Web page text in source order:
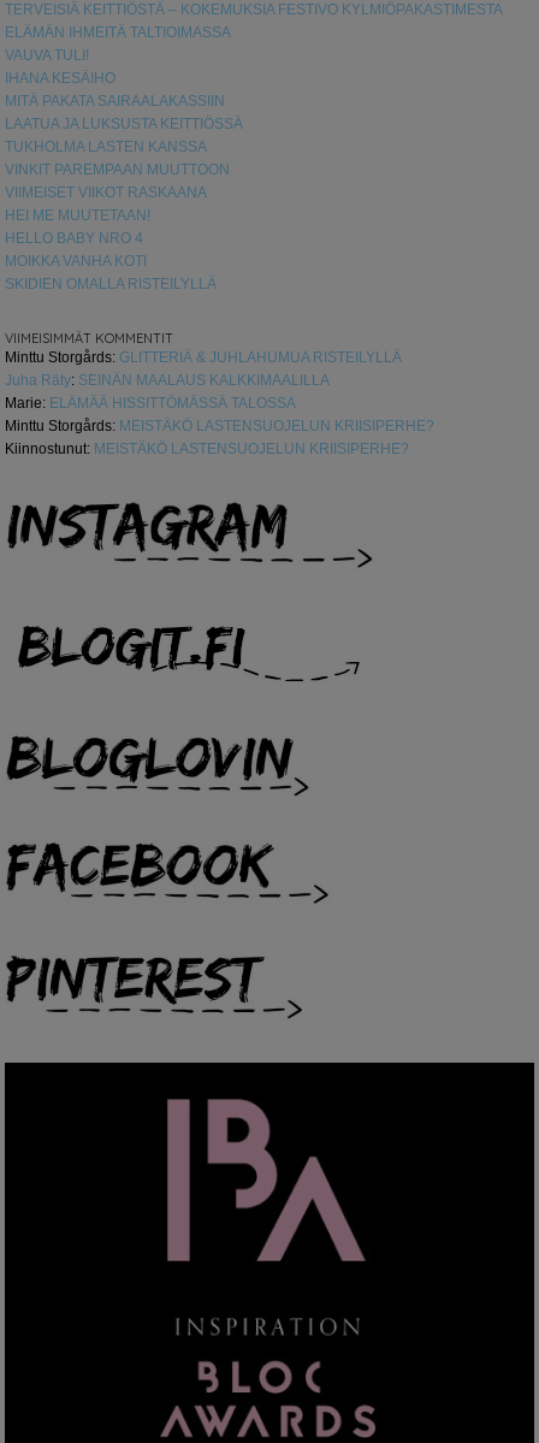
TERVEISIÄ KEITTIÖSTÄ – KOKEMUKSIA FESTIVO KYLMIÖPAKASTIMESTA
ELÄMÄN IHMEITÄ TALTIOIMASSA
VAUVA TULI!
IHANA KESÄIHO
MITÄ PAKATA SAIRAALAKASSIIN
LAATUA JA LUKSUSTA KEITTIÖSSÄ
TUKHOLMA LASTEN KANSSA
VINKIT PAREMPAAN MUUTTOON
VIIMEISET VIIKOT RASKAANA
HEI ME MUUTETAAN!
HELLO BABY NRO 4
MOIKKA VANHA KOTI
SKIDIEN OMALLA RISTEILYLLÄ
VIIMEISIMMÄT KOMMENTIT
Minttu Storgårds: GLITTERIÄ & JUHLAHUMUA RISTEILYLLÄ
Juha Räty: SEINÄN MAALAUS KALKKIMAALILLA
Marie: ELÄMÄÄ HISSITTÖMÄSSÄ TALOSSA
Minttu Storgårds: MEISTÄKÖ LASTENSUOJELUN KRIISIPERHE?
Kiinnostunut: MEISTÄKÖ LASTENSUOJELUN KRIISIPERHE?